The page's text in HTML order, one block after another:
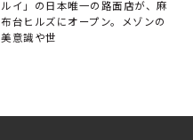
ルイ」の日本唯一の路面店が、麻
布台ヒルズにオープン。メゾンの
美意識や世